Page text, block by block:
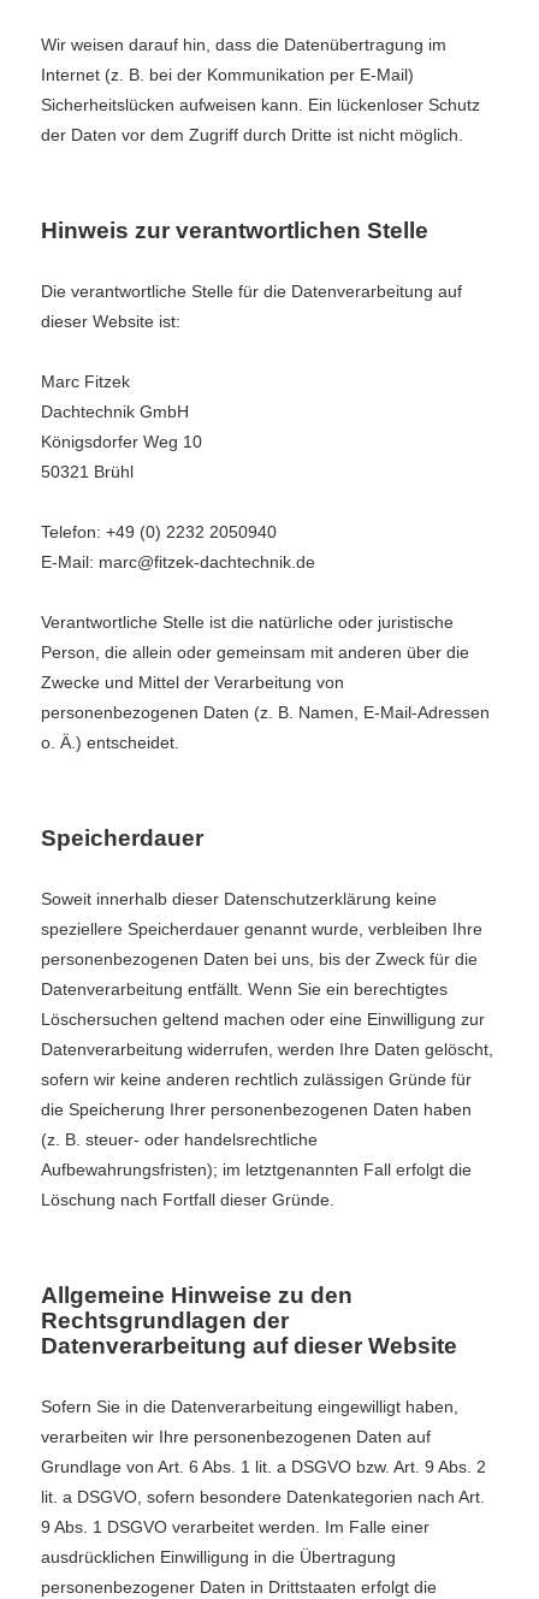
Wir weisen darauf hin, dass die Datenübertragung im
Internet (z. B. bei der Kommunikation per E-Mail)
Sicherheitslücken aufweisen kann. Ein lückenloser Schutz
der Daten vor dem Zugriff durch Dritte ist nicht möglich.
Hinweis zur verantwortlichen Stelle
Die verantwortliche Stelle für die Datenverarbeitung auf
dieser Website ist:
Marc Fitzek
Dachtechnik GmbH
Königsdorfer Weg 10
50321 Brühl
Telefon: +49 (0) 2232 2050940
E-Mail: marc@fitzek-dachtechnik.de
Verantwortliche Stelle ist die natürliche oder juristische
Person, die allein oder gemeinsam mit anderen über die
Zwecke und Mittel der Verarbeitung von
personenbezogenen Daten (z. B. Namen, E-Mail-Adressen
o. Ä.) entscheidet.
Speicherdauer
Soweit innerhalb dieser Datenschutzerklärung keine
speziellere Speicherdauer genannt wurde, verbleiben Ihre
personenbezogenen Daten bei uns, bis der Zweck für die
Datenverarbeitung entfällt. Wenn Sie ein berechtigtes
Löschersuchen geltend machen oder eine Einwilligung zur
Datenverarbeitung widerrufen, werden Ihre Daten gelöscht,
sofern wir keine anderen rechtlich zulässigen Gründe für
die Speicherung Ihrer personenbezogenen Daten haben
(z. B. steuer- oder handelsrechtliche
Aufbewahrungsfristen); im letztgenannten Fall erfolgt die
Löschung nach Fortfall dieser Gründe.
Allgemeine Hinweise zu den
Rechtsgrundlagen der
Datenverarbeitung auf dieser Website
Sofern Sie in die Datenverarbeitung eingewilligt haben,
verarbeiten wir Ihre personenbezogenen Daten auf
Grundlage von Art. 6 Abs. 1 lit. a DSGVO bzw. Art. 9 Abs. 2
lit. a DSGVO, sofern besondere Datenkategorien nach Art.
9 Abs. 1 DSGVO verarbeitet werden. Im Falle einer
ausdrücklichen Einwilligung in die Übertragung
personenbezogener Daten in Drittstaaten erfolgt die